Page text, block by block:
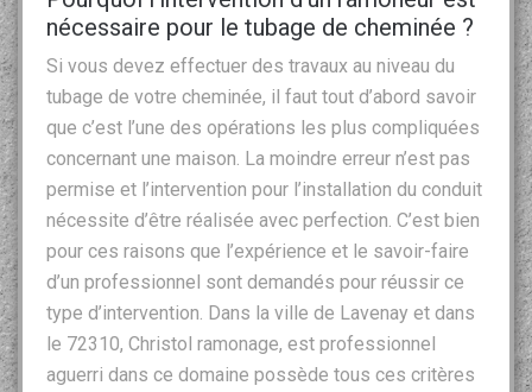
nécessaire pour le tubage de cheminée ?
Si vous devez effectuer des travaux au niveau du
tubage de votre cheminée, il faut tout d’abord savoir
que c’est l’une des opérations les plus compliquées
concernant une maison. La moindre erreur n’est pas
permise et l’intervention pour l’installation du conduit
nécessite d’être réalisée avec perfection. C’est bien
pour ces raisons que l’expérience et le savoir-faire
d’un professionnel sont demandés pour réussir ce
type d’intervention. Dans la ville de Lavenay et dans
le 72310, Christol ramonage, est professionnel
aguerri dans ce domaine possède tous ces critères